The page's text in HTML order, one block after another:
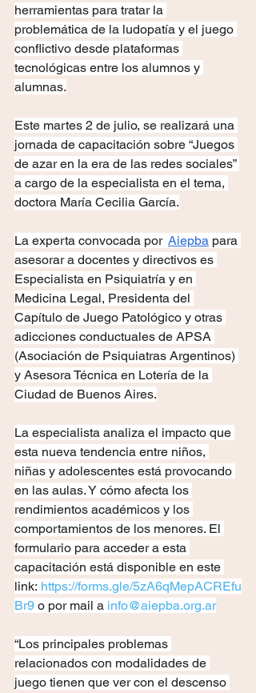
herramientas para tratar la
problemática de la ludopatía y el juego
conflictivo desde plataformas
tecnológicas entre los alumnos y
alumnas.
Este martes 2 de julio, se realizará una
jornada de capacitación sobre “Juegos
de azar en la era de las redes sociales”
a cargo de la especialista en el tema,
doctora María Cecilia García.
La experta convocada por Aiepba para
asesorar a docentes y directivos es
Especialista en Psiquiatría y en
Medicina Legal, Presidenta del
Capítulo de Juego Patológico y otras
adicciones conductuales de APSA
(Asociación de Psiquiatras Argentinos)
y Asesora Técnica en Lotería de la
Ciudad de Buenos Aires.
La especialista analiza el impacto que
esta nueva tendencia entre niños,
niñas y adolescentes está provocando
en las aulas. Y cómo afecta los
rendimientos académicos y los
comportamientos de los menores. El
formulario para acceder a esta
capacitación está disponible en este
link: https://forms.gle/5zA6qMepACREfu
Br9 o por mail a info@aiepba.org.ar
“Los principales problemas
relacionados con modalidades de
juego tienen que ver con el descenso